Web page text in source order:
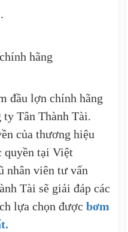
đầu lợn chính hãng
Tân Thành Tài.
của thương hiệu
quyền tại Việt
nhân viên tư vấn
Tài sẽ giải đáp các
lựa chọn đượcbơm